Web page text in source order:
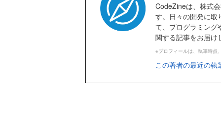
CodeZineは、株式
す。日々の開発に取
て、プログラミング
関する記事をお届け
※プロフィールは、執筆時点
この著者の最近の執